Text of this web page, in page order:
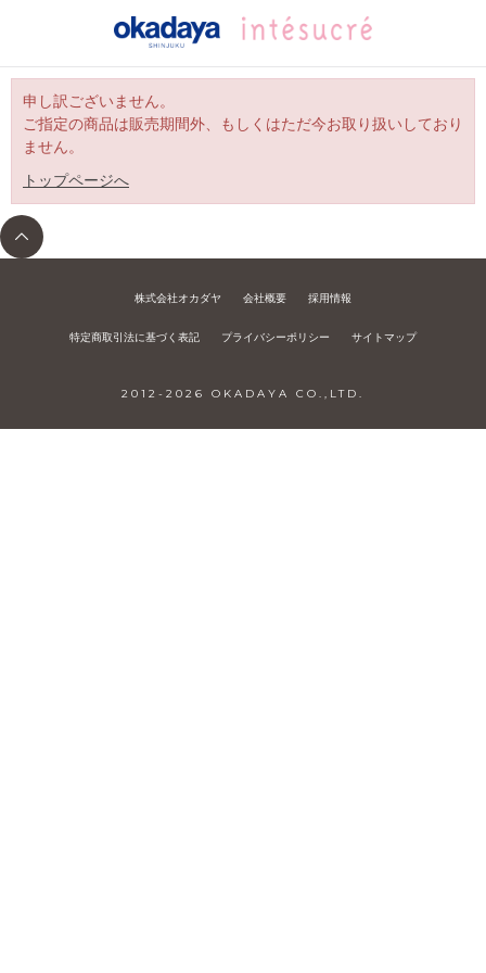
申し訳ございません。
ご指定の商品は販売期間外、もしくはただ今お取り扱いしており
ません。
トップページへ
株式会社オカダヤ 会社概要 採用情報
特定商取引法に基づく表記 プライバシーポリシー サイトマップ
2012- 2026 OKADAYA CO.,LTD.